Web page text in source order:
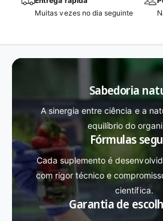
Muitas vezes no dia seguinte
Sabedoria
A sinergia entre ciência e a
equilíbrio do
Fórmulas
Cada suplemento é
com rigor técnico e
científica.
Garantia de